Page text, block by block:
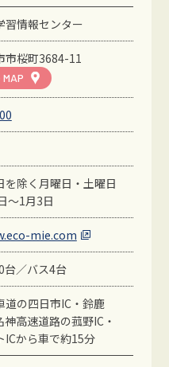
習情報センター
市桜町3684-11
除く月曜日・土曜日
～1月3日
mie.com
台／バス4台
道の四日市IC・鈴鹿
高速道路の菰野IC・
ICから車で約15分